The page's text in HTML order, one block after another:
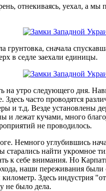
отнекиваясь, уехал, а
сначала
в седле заехали единицы.
на утро следующего дня.
Здесь часто проводятся
и т.д. Везде установлены
и лежат кучами, много
не проводилось.
Немного углубившись
найти укромное
к себе внимания. Но
наши переживания
Здесь индустрия
не было дела.